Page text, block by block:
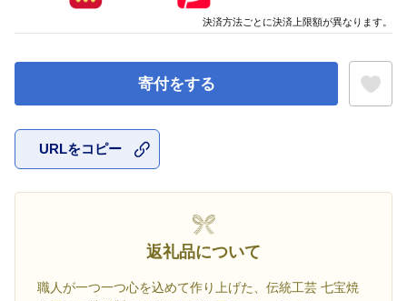
寄付をする
URLをコピー
返礼品について
職人が一つ一つ心を込めて作り上げた、伝統工芸 七宝焼
決済方法ごとに決済上限額が異なります。